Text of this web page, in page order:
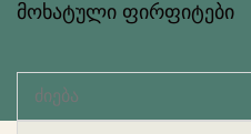
მოხატული ფირფიტები